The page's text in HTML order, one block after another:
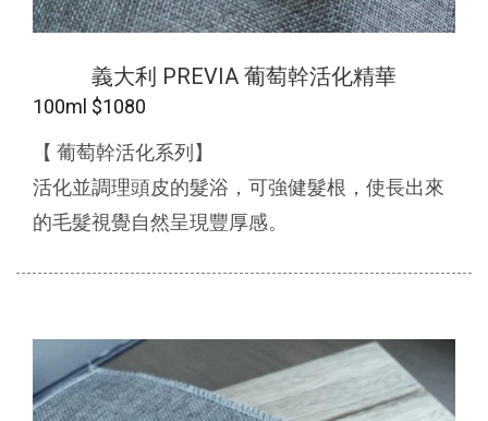
義大利 PREVIA 葡萄幹活化精華
100ml $1080
【 葡萄幹活化系列】
活化並調理頭皮的髮浴，可強健髮根，使長出來
的毛髮視覺自然呈現豐厚感。